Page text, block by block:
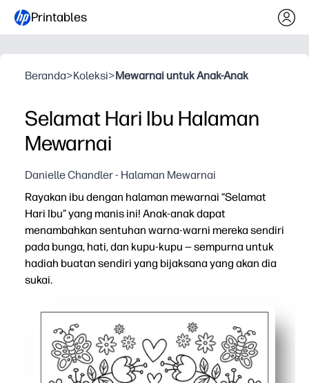
Printables
Beranda>Koleksi>Mewarnai untuk Anak-Anak
Selamat Hari Ibu Halaman
Mewarnai
Danielle Chandler - Halaman Mewarnai
Rayakan ibu dengan halaman mewarnai “Selamat
Hari Ibu” yang manis ini! Anak-anak dapat
menambahkan sentuhan warna-warni mereka sendiri
pada bunga, hati, dan kupu-kupu — sempurna untuk
hadiah buatan sendiri yang bijaksana yang akan dia
sukai.
Cetak dan pergi - Anda cukup menekan cetak dan
Melibatkan segala usia - peserta didik Anda
Membangun keterampilan - Anda mendukung latihan
Membuat kenang-kenangan - Anda mengubahnya